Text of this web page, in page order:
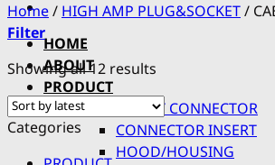
HOME
ABOUT
PRODUCT
HEAVY DUTY CONNECTOR
CONNECTOR INSERT
HOOD/HOUSING
Home/HIGH AMP PLUG&SOCKET/
Filter
Showing all 12 results
Categories